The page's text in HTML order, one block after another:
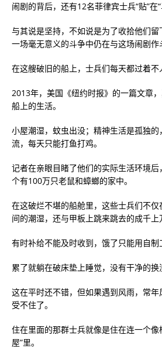
闹剧的背后，还有12名菲律宾士兵“贴”在“
与其说是坚持，不如说是为了收拾他们
一场毫无意义的斗争中仍在与这场闹剧作
在这艘破旧的船上，士兵们每天都过着不
2013年，美国《纽约时报》的一篇文章
船上的生活。
小屋潮湿，蚊虫出没；精神生活是孤独
流，每天只能打鱼打鸡。
记者在亲眼目睹了他们的实际生活环境
个有100万只老鼠和蟑螂的家中。
在这破烂不堪的船舱里，这些士兵们不
间的潮湿，还与甲板上跳来跳去的成千上
有时补给不能及时收到，饿了只能用自制
累了就躺在破床垫上睡觉，没有干净的换
这在平时还不错，但如果遇到风雨，常
受不住了。
住在里面的那群士兵就像是住在连一个像
屋”里。